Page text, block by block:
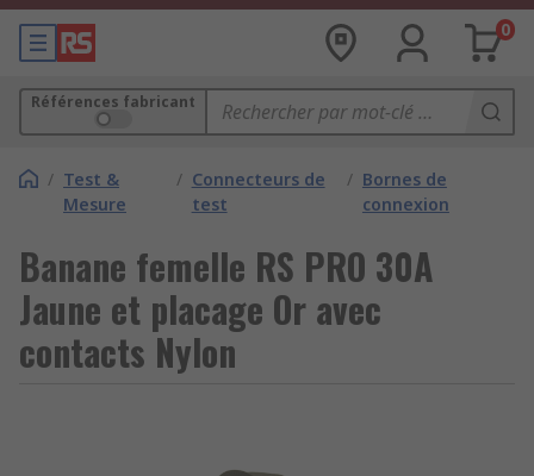
0
Références fabricant
/ Test &
Mesure
/ Connecteurs de
test
/ Bornes de
connexion
Banane femelle RS PRO 30A
Jaune et placage Or avec
contacts Nylon